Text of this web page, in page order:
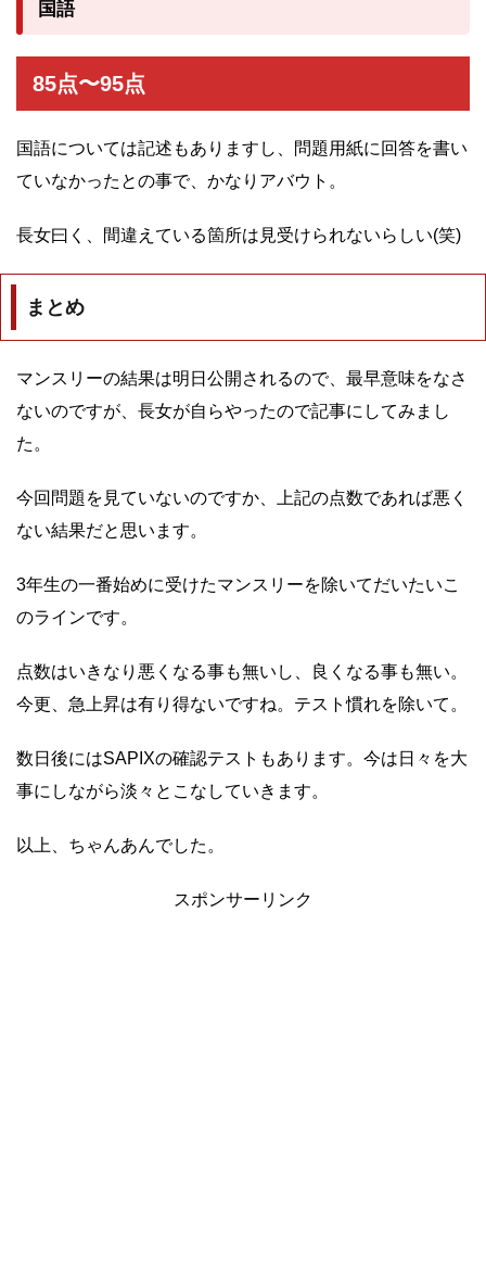
国語
85点〜95点
国語については記述もありますし、問題用紙に回答を書い
ていなかったとの事で、かなりアバウト。
長女曰く、間違えている箇所は見受けられないらしい(笑)
まとめ
マンスリーの結果は明日公開されるので、最早意味をなさ
ないのですが、長女が自らやったので記事にしてみまし
た。
今回問題を見ていないのですか、上記の点数であれば悪く
ない結果だと思います。
3年生の一番始めに受けたマンスリーを除いてだいたいこ
のラインです。
点数はいきなり悪くなる事も無いし、良くなる事も無い。
今更、急上昇は有り得ないですね。テスト慣れを除いて。
数日後にはSAPIXの確認テストもあります。今は日々を大
事にしながら淡々とこなしていきます。
以上、ちゃんあんでした。
スポンサーリンク